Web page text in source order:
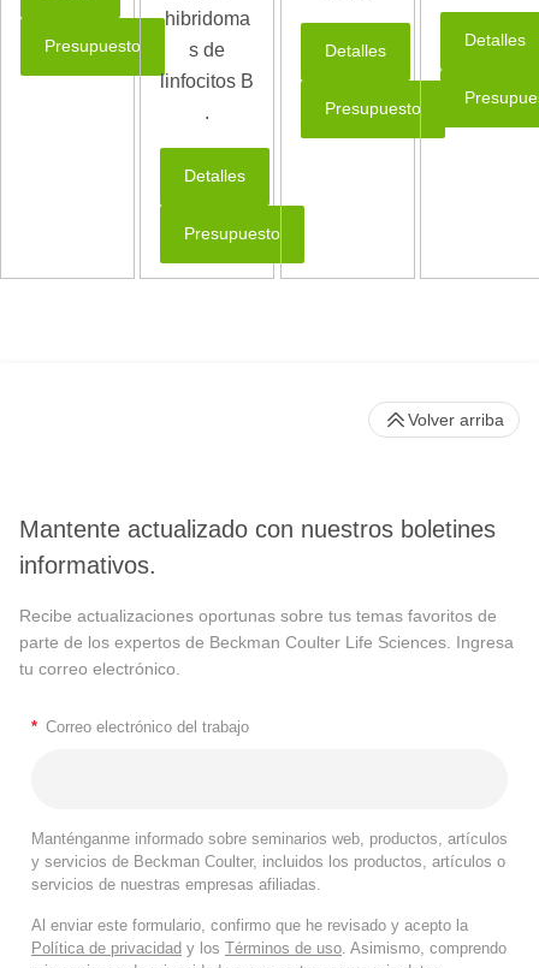
Presupuesto
hibridoma
s de
linfocitos B
.
Detalles
Presupuesto
Detalles
Presupuesto
Detalles
Mantente actualizado con nuestros boletines
informativos.
Recibe actualizaciones oportunas sobre tus temas favoritos de
parte de los expertos de Beckman Coulter Life Sciences. Ingresa
tu correo electrónico.
* Correo electrónico del trabajo
Manténganme informado sobre seminarios web, productos, artículos
y servicios de Beckman Coulter, incluidos los productos, artículos o
servicios de nuestras empresas afiliadas.
Al enviar este formulario, confirmo que he revisado y acepto la
Política de privacidad y los Términos de uso. Asimismo, comprendo
Volver arriba